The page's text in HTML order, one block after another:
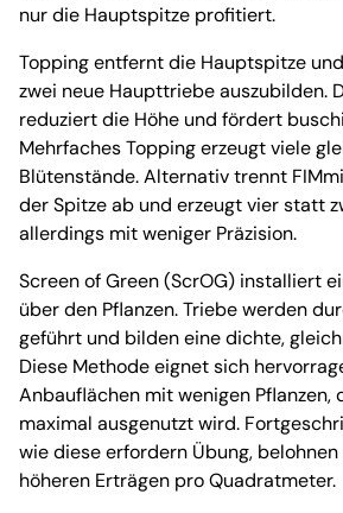
nur die Hauptspitze profitiert.
Topping entfernt die Hauptspitze
zwei neue Haupttriebe auszubilden.
reduziert die Höhe und fördert
Mehrfaches Topping erzeugt viele
Blütenstände. Alternativ trennt
der Spitze ab und erzeugt vier statt
allerdings mit weniger Präzision.
Screen of Green (ScrOG) installiert
über den Pflanzen. Triebe werden
geführt und bilden eine dichte,
Diese Methode eignet sich
Anbauflächen mit wenigen Pflanzen,
maximal ausgenutzt wird.
wie diese erfordern Übung,
höheren Erträgen pro Quadratmeter.